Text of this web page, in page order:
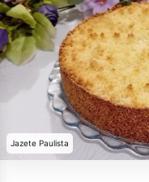
Jazete Paulista